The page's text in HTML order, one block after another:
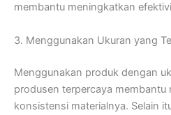
membantu meningkatkan
3. Menggunakan Ukuran yang
Menggunakan produk dengan
produsen terpercaya membantu
konsistensi materialnya. Selain